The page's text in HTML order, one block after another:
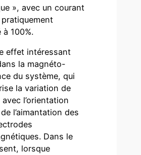
», avec un courant
100%.
effet intéressant
la magnéto-
du système, qui
la variation de
l’orientation
l’aimantation des
Dans le
lorsque